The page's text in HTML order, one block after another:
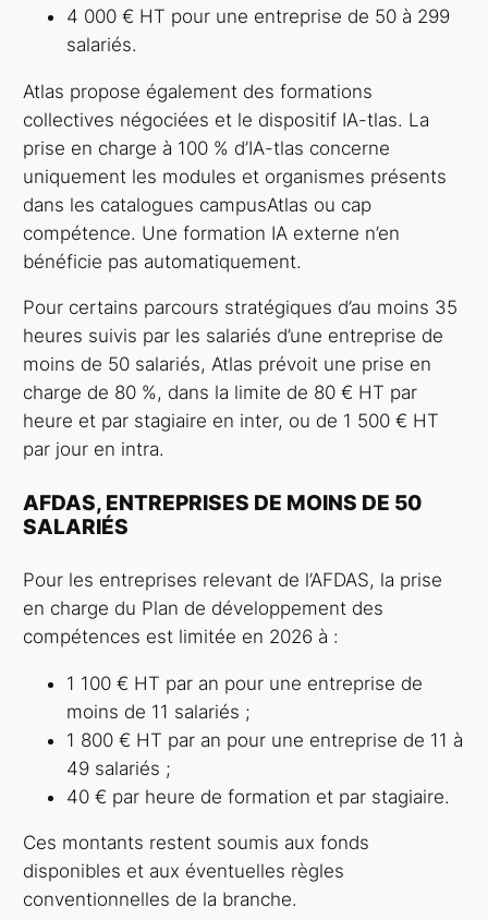
4 000 € HT pour une entreprise de 50 à 299
salariés.
Atlas propose également des formations
collectives négociées et le dispositif IA-tlas. La
prise en charge à 100 % d’IA-tlas concerne
uniquement les modules et organismes présents
dans les catalogues campusAtlas ou cap
compétence. Une formation IA externe n’en
bénéficie pas automatiquement.
Pour certains parcours stratégiques d’au moins 35
heures suivis par les salariés d’une entreprise de
moins de 50 salariés, Atlas prévoit une prise en
charge de 80 %, dans la limite de 80 € HT par
heure et par stagiaire en inter, ou de 1 500 € HT
par jour en intra.
AFDAS, ENTREPRISES DE MOINS DE 50
SALARIÉS
Pour les entreprises relevant de l’AFDAS, la prise
en charge du Plan de développement des
compétences est limitée en 2026 à :
1 100 € HT par an pour une entreprise de
moins de 11 salariés ;
1 800 € HT par an pour une entreprise de 11 à
49 salariés ;
40 € par heure de formation et par stagiaire.
Ces montants restent soumis aux fonds
disponibles et aux éventuelles règles
conventionnelles de la branche.